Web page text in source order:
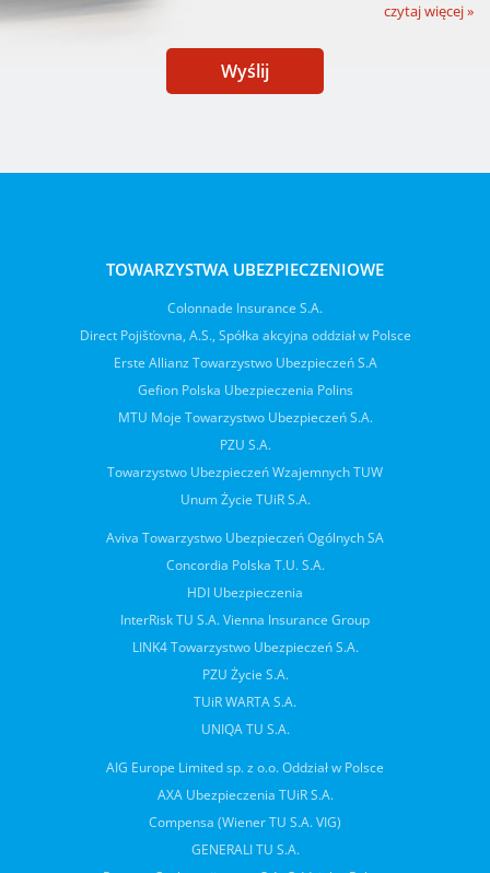
czytaj więcej »
Wyślij
TOWARZYSTWA UBEZPIECZENIOWE
Colonnade Insurance S.A.
Direct Pojišťovna, A.S., Spółka akcyjna oddział w Polsce
Erste Allianz Towarzystwo Ubezpieczeń S.A
Gefion Polska Ubezpieczenia Polins
MTU Moje Towarzystwo Ubezpieczeń S.A.
PZU S.A.
Towarzystwo Ubezpieczeń Wzajemnych TUW
Unum Życie TUiR S.A.
Aviva Towarzystwo Ubezpieczeń Ogólnych SA
Concordia Polska T.U. S.A.
HDI Ubezpieczenia
InterRisk TU S.A. Vienna Insurance Group
LINK4 Towarzystwo Ubezpieczeń S.A.
PZU Życie S.A.
TUiR WARTA S.A.
UNIQA TU S.A.
AIG Europe Limited sp. z o.o. Oddział w Polsce
AXA Ubezpieczenia TUiR S.A.
Compensa (Wiener TU S.A. VIG)
GENERALI TU S.A.